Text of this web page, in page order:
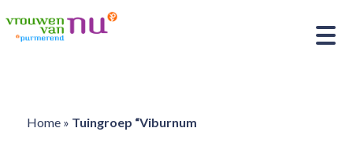
Home» Tuingroep “Viburnum